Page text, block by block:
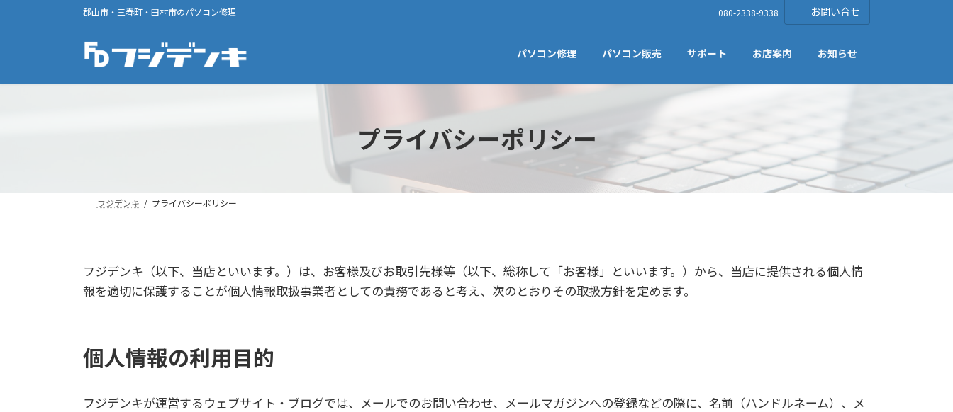
郡山市・三春町・田村市のパソコン修理 080-2338-9338 お問い合せ
パソコン修理 パソコン販売 サポート お店案内 お知らせ
プライバシーポリシー
フジデンキ プライバシーポリシー
フジデンキ（以下、当店といいます。）は、お客様及びお取引先様等（以下、総称して「お客様」といいます。）から、当店に提供される個人情
報を適切に保護することが個人情報取扱事業者としての責務であると考え、次のとおりその取扱方針を定めます。
個人情報の利用目的
フジデンキが運営するウェブサイト・ブログでは、メールでのお問い合わせ、メールマガジンへの登録などの際に、名前（ハンドルネーム）、メ